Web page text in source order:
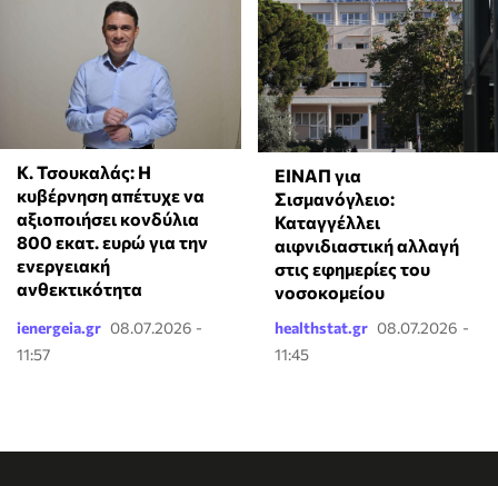
Κ. Τσουκαλάς: Η
κυβέρνηση απέτυχε να
αξιοποιήσει κονδύλια
800 εκατ. ευρώ για την
ενεργειακή
ανθεκτικότητα
ienergeia.gr 08.07.2026 -
11:57
ΕΙΝΑΠ για
Σισμανόγλειο:
Καταγγέλλει
αιφνιδιαστική αλλαγή
στις εφημερίες του
νοσοκομείου
healthstat.gr 08.07.2026 -
11:45